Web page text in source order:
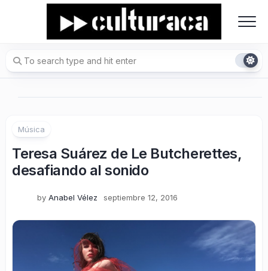
Música
Teresa Suárez de Le Butcherettes,
desafiando al sonido
by Anabel Vélez septiembre 12, 2016